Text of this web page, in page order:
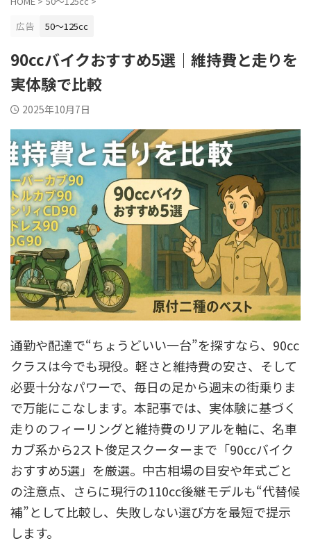
広告
50〜125cc
90ccバイクおすすめ5選｜維持費と走りを
実体験で比較
2025年10月7日
通勤や配達で“ちょうどいい一台”を探すなら、90cc
クラスは今でも現役。軽さと維持費の安さ、そして
必要十分なパワーで、毎日の足から週末の街乗りま
で万能にこなします。本記事では、実体験に基づく
走りのフィーリングと維持費のリアルを軸に、名車
カブ系から2スト俊足スクーターまで「90ccバイク
おすすめ5選」を厳選。中古相場の目安や年式ごと
の注意点、さらに現行の110cc後継モデルも“代替候
補”として比較し、失敗しない選び方を最短で提示
します。